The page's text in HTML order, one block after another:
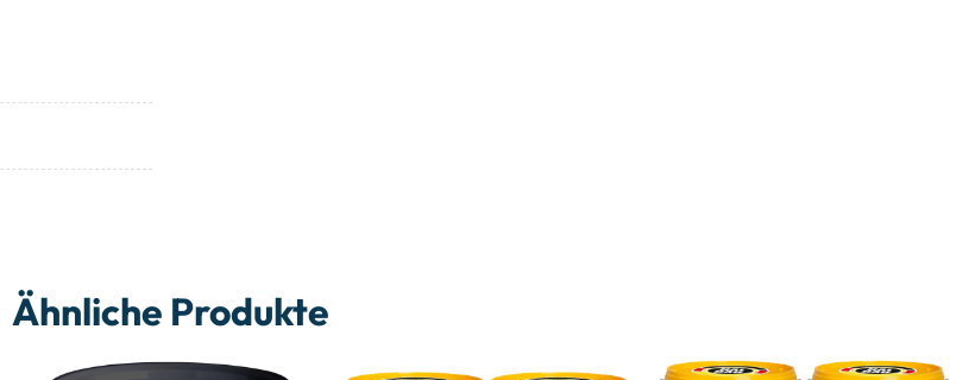
Ähnliche Produkte